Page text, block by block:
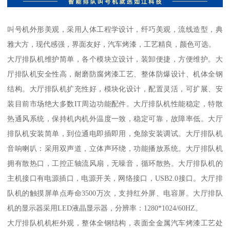
叫号机外形美观，采用人体工程学设计，纤巧美观，流线造型，典
雅大方，现代感强，界面友好，汽车烤漆，工艺精良，颜色可选。
大厅排队机维护简单，各个模块立设计，装卸便捷，方便维护。大
厅排队机安全性高，耐磨防腐烤漆工艺、整体防爆设计、机体全钢
结构。大厅排队机扩充性好，模块化设计，配置灵活，可扩展、安
装目前市场绝大多数IT周边功能配件。大厅排队机性能稳定，特散
热通风系统，保持机内机外温度一致，稳定可靠，故障率低。大厅
排队机安装简单，到位通电即插即用，免除安装调试。大厅排队机
音响喇叭：采用双声道，立体声环绕，功能播放系统。大厅排队机
拥有散热口，工控正轴流风扇，无噪音，循环散热。大厅排队机的
主机接口有电源插口，电源开关，网络接口，USB2.0接口。大厅排
队机的触摸屏单点寿命3500万次，支持红外屏、电容屏。大厅排队
机的显示器采用LED液晶显示器，分辨率：1280*1024/60HZ。
大厅排队机机柜外观，整体全钢结构，表面全金属汽车烤漆工艺处